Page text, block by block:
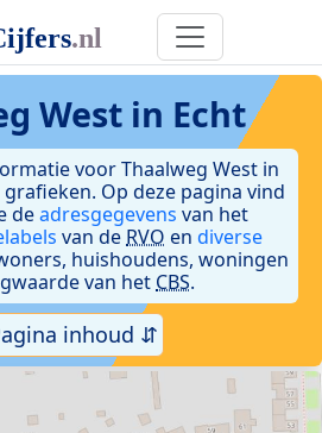
West in Echt
voor Thaalweg West in
Op deze pagina vind
deadresgegevens van het
van de RVO en diverse
huishoudens, woningen
van het CBS.
inhoud ⇵